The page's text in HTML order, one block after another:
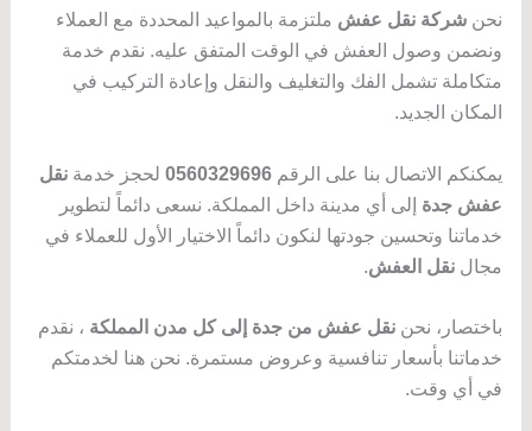
نحن شركة نقل عفش ملتزمة بالمواعيد المحددة مع العملاء
ونضمن وصول العفش في الوقت المتفق عليه. نقدم خدمة
متكاملة تشمل الفك والتغليف والنقل وإعادة التركيب في
المكان الجديد.
يمكنكم الاتصال بنا على الرقم 0560329696لحجز خدمة نقل
عفش جدة إلى أي مدينة داخل المملكة. نسعى دائماً لتطوير
خدماتنا وتحسين جودتها لنكون دائماً الاختيار الأول للعملاء في
مجال نقل العفش.
باختصار، نحن نقل عفش من جدة إلى كل مدن المملكة ، نقدم
خدماتنا بأسعار تنافسية وعروض مستمرة. نحن هنا لخدمتكم
في أي وقت.